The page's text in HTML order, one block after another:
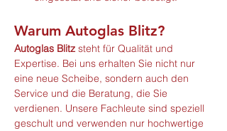
Warum Autoglas Blitz?
Autoglas Blitz steht für Qualität und
Expertise. Bei uns erhalten Sie nicht nur
eine neue Scheibe, sondern auch den
Service und die Beratung, die Sie
verdienen. Unsere Fachleute sind speziell
geschult und verwenden nur hochwertige